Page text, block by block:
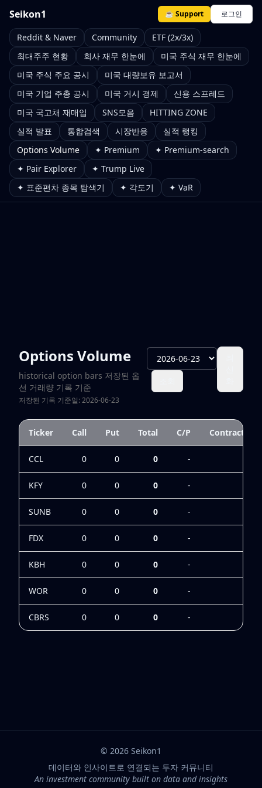
Seikon1 ☕ Support 로그인
Reddit & Naver Community
ETF (2x/3x)
최대주주 현황
회사 재무 한눈에
미국 주식 재무 한눈에
미국 주식 주요 공시
미국 대량보유 보고서
미국 기업 주총 공시
미국 거시 경제
신용 스프레드
미국 국고채 재매입
SNS모음
HITTING ZONE
실적 발표
통합검색 시장반응
실적 랭킹
Options Volume
✦ Premium
✦ Premium-search
✦ Pair Explorer
✦ Trump Live
✦ 표준편차 종목 탐색기
✦ 각도기 ✦ VaR
Options Volume
historical option bars 저장된 옵
션 거래량 기록 기준
저장된 기록 기준일: 2026-06-23
Ticker Call Put Total C/P Contracts
CCL 0 0 0 -
KFY 0 0 0 -
SUNB 0 0 0 -
FDX 0 0 0 -
KBH 0 0 0 -
WOR 0 0 0 -
CBRS 0 0 0 -
© 2026 Seikon1
데이터와 인사이트로 연결되는 투자 커뮤니티
An investment community built on data and insights